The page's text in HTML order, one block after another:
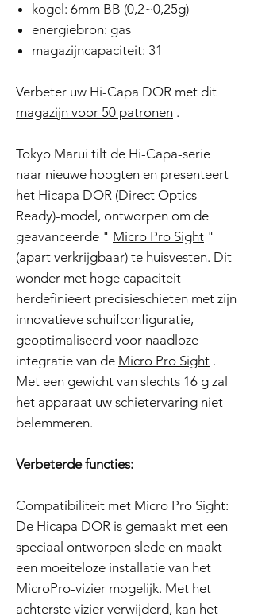
kogel: 6mm BB (0,2~0,25g)
energiebron: gas
magazijncapaciteit: 31
Verbeter uw Hi-Capa DOR met dit
magazijn voor 50 patronen .
Tokyo Marui tilt de Hi-Capa-serie
naar nieuwe hoogten en presenteert
het Hicapa DOR (Direct Optics
Ready)-model, ontworpen om de
geavanceerde " Micro Pro Sight "
(apart verkrijgbaar) te huisvesten. Dit
wonder met hoge capaciteit
herdefinieert precisieschieten met zijn
innovatieve schuifconfiguratie,
geoptimaliseerd voor naadloze
integratie van de Micro Pro Sight .
Met een gewicht van slechts 16 g zal
het apparaat uw schietervaring niet
belemmeren.
Verbeterde functies:
Compatibiliteit met Micro Pro Sight:
De Hicapa DOR is gemaakt met een
speciaal ontworpen slede en maakt
een moeiteloze installatie van het
MicroPro-vizier mogelijk. Met het
achterste vizier verwijderd, kan het